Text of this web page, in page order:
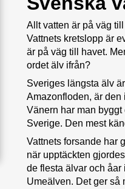
Allt vatten är på väg
Vattnets kretslopp är
är på väg till havet.
ordet älv ifrån?
Sveriges längsta älv
Amazonfloden, är den
Vänern har man
Sverige. Den mest
Vattnets forsande har
när upptäckten
de flesta älvar och åar
Umeälven. Det ger så